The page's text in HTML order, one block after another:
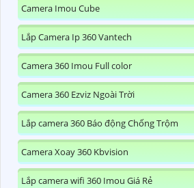
Camera Imou Cube
Lắp Camera Ip 360 Vantech
Camera 360 Imou Full color
Camera 360 Ezviz Ngoài Trời
Lắp camera 360 Báo động Chống Trộm
Camera Xoay 360 Kbvision
Lắp camera wifi 360 Imou Giá Rẻ